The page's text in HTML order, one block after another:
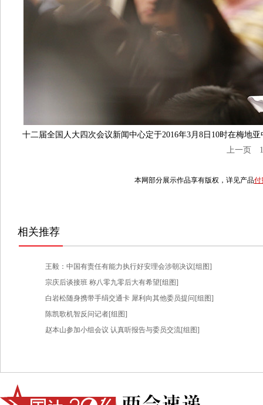
十二届全国人大四次会议新闻中心定于2016年3月8日10时在梅地
上一页
1
本网部分展示作品享有版权，详见产品付
相关推荐
王毅：中国有责任有能力执行好安理会涉朝决议[组图]
宗庆后谈接班 称八零九零后大有希望[组图]
白岩松随身携带手绢交通卡 犀利向其他委员提问[组图]
陈凯歌机智反问记者[组图]
赵本山参加小组会议 认真听报告与委员交流[组图]